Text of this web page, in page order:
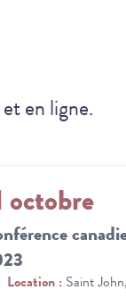
en ligne.
octobre
Location : Saint